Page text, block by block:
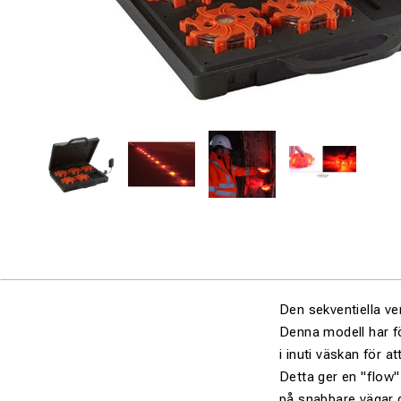
Den sekventiella
Denna modell har
i inuti väskan för
Detta ger en